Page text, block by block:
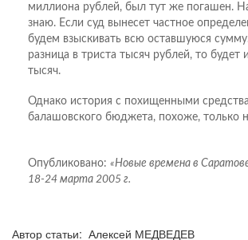
миллиона рублей, был тут же погашен.
знаю. Если суд вынесет частное
будем взыскивать всю оставшуюся
разница в триста тысяч рублей, то будет
тысяч.
Однако история с похищенными
балашовского бюджета, похоже, только
Опубликовано: «Новые времена в
18-24 марта 2005 г.
Автор статьи: Алексей МЕДВЕДЕВ